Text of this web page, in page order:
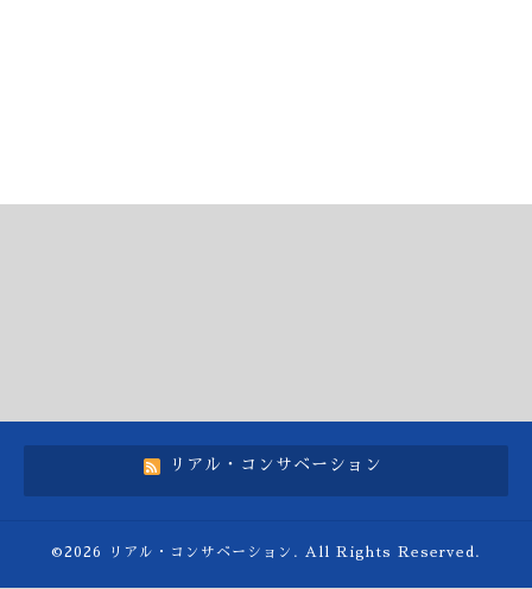
リアル・コンサベーション
©2026 リアル・コンサベーション . All Rights Reserved.